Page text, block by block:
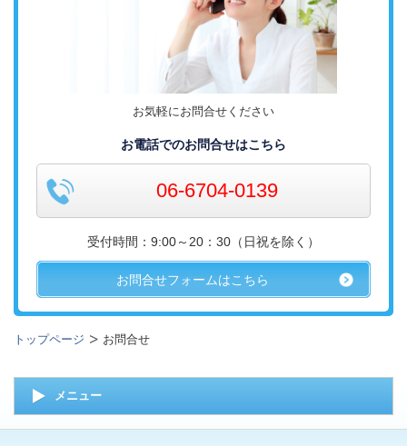
お気軽にお問合せください
お電話でのお問合せはこちら
06-6704-0139
受付時間：9:00～20：30（日祝を除く）
お問合せフォームはこちら
トップページ お問合せ
メニュー